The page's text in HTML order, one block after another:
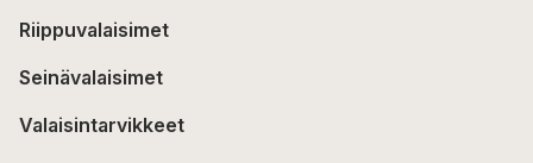
Riippuvalaisimet
Seinävalaisimet
Valaisintarvikkeet